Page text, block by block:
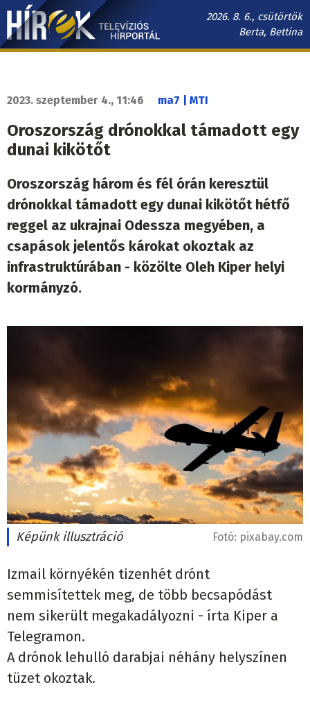
Ugrás
tartalomra
2026. 8. 6., csütörtök
Berta, Bettina
Hírek.sk
2023. szeptember 4., 11:46 ma7 | MTI
Oroszország drónokkal támadott egy
dunai kikötőt
Oroszország három és fél órán keresztül
drónokkal támadott egy dunai kikötőt hétfő
reggel az ukrajnai Odessza megyében, a
csapások jelentős károkat okoztak az
infrastruktúrában - közölte Oleh Kiper helyi
kormányzó.
Képünk illusztráció Fotó: pixabay.com
Izmail környékén tizenhét drónt
semmisítettek meg, de több becsapódást
nem sikerült megakadályozni - írta Kiper a
Telegramon.
A drónok lehulló darabjai néhány helyszínen
tüzet okoztak.